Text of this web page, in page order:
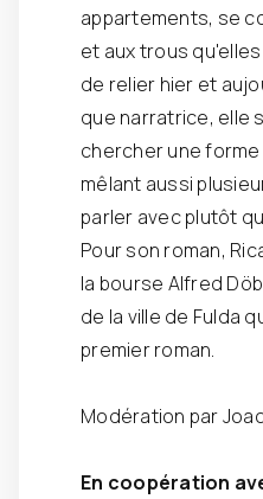
appartements, se
et aux trous
de relier hier et
que narratrice, elle
chercher une
mêlant aussi
parler avec plutôt
Pour son roman,
la bourse Alfred
de la ville de Fulda
premier roman.
Modération par
En coopération